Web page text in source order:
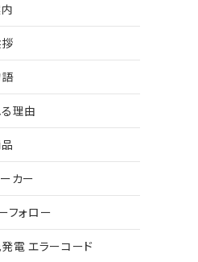
理由
カー
フォロー
電 エラーコード